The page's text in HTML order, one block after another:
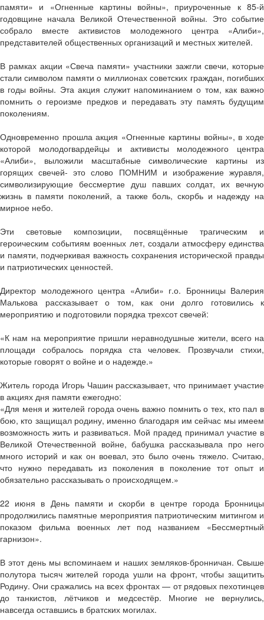
памяти» и «Огненные картины войны», приуроченные к 85-й
годовщине начала Великой Отечественной войны. Это событие
собрало вместе активистов молодежного центра «Алиби»,
представителей общественных организаций и местных жителей.
В рамках акции «Свеча памяти» участники зажгли свечи, которые
стали символом памяти о миллионах советских граждан, погибших
в годы войны. Эта акция служит напоминанием о том, как важно
помнить о героизме предков и передавать эту память будущим
поколениям.
Одновременно прошла акция «Огненные картины войны», в ходе
которой молодогвардейцы и активисты молодежного центра
«Алиби», выложили масштабные символические картины из
горящих свечей- это слово ПОМНИМ и изображение журавля,
символизирующие бессмертие душ павших солдат, их вечную
жизнь в памяти поколений, а также боль, скорбь и надежду на
мирное небо.
Эти световые композиции, посвящённые трагическим и
героическим событиям военных лет, создали атмосферу единства
и памяти, подчеркивая важность сохранения исторической правды
и патриотических ценностей.
Директор молодежного центра «Алиби» г.о. Бронницы Валерия
Малькова рассказывает о том, как они долго готовились к
мероприятию и подготовили порядка трехсот свечей:
«К нам на мероприятие пришли неравнодушные жители, всего на
площади собралось порядка ста человек. Прозвучали стихи,
которые говорят о войне и о надежде.»
Житель города Игорь Чашин рассказывает, что принимает участие
в акциях дня памяти ежегодно:
«Для меня и жителей города очень важно помнить о тех, кто пал в
бою, кто защищал родину, именно благодаря им сейчас мы имеем
возможность жить и развиваться. Мой прадед принимал участие в
Великой Отечественной войне, бабушка рассказывала про него
много историй и как он воевал, это было очень тяжело. Считаю,
что нужно передавать из поколения в поколение тот опыт и
обязательно рассказывать о происходящем.»
22 июня в День памяти и скорби в центре города Бронницы
продолжились памятные мероприятия патриотическим митингом и
показом фильма военных лет под названием «Бессмертный
гарнизон».
В этот день мы вспоминаем и наших земляков-бронничан. Свыше
полутора тысяч жителей города ушли на фронт, чтобы защитить
Родину. Они сражались на всех фронтах — от рядовых пехотинцев
до танкистов, лётчиков и медсестёр. Многие не вернулись,
навсегда оставшись в братских могилах.